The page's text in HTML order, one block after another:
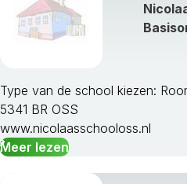
Type van de school kiezen:
5341 BR OSS
www.nicolaasschooloss.nl
Meer lezen